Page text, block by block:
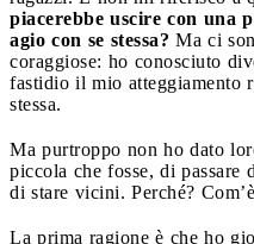
piacerebbe uscire con una
agio con se stessa? Ma ci
coraggiose: ho conosciuto
fastidio il mio atteggiamento
stessa.
Ma purtroppo non ho dato
piccola che fosse, di passare
di stare vicini. Perché?
La prima ragione è che ho